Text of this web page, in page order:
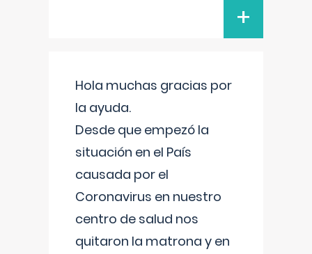
+
Hola muchas gracias por
la ayuda.
Desde que empezó la
situación en el País
causada por el
Coronavirus en nuestro
centro de salud nos
quitaron la matrona y en